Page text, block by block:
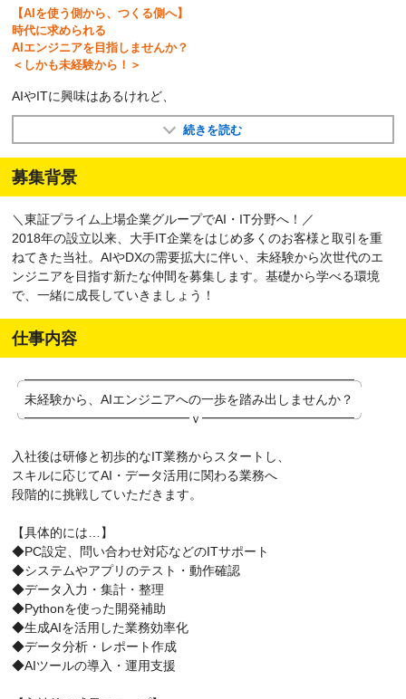
【AIを使う側から、つくる側へ】
時代に求められる
AIエンジニアを目指しませんか？
＜しかも未経験から！＞
AIやITに興味はあるけれど、
続きを読む
募集背景
＼東証プライム上場企業グループでAI・IT分野へ！／
2018年の設立以来、大手IT企業をはじめ多くのお客様と取引を重
ねてきた当社。AIやDXの需要拡大に伴い、未経験から次世代のエ
ンジニアを目指す新たな仲間を募集します。基礎から学べる環境
で、一緒に成長していきましょう！
仕事内容
╭━━━━━━━━━━━━━━━━━━━━━━━━━━╮
未経験から、AIエンジニアへの一歩を踏み出しませんか？
╰━━━━━━━━━━━━━ｖ━━━━━━━━━━━━╯
入社後は研修と初歩的なIT業務からスタートし、
スキルに応じてAI・データ活用に関わる業務へ
段階的に挑戦していただきます。
【具体的には…】
◆PC設定、問い合わせ対応などのITサポート
◆システムやアプリのテスト・動作確認
◆データ入力・集計・整理
◆Pythonを使った開発補助
◆生成AIを活用した業務効率化
◆データ分析・レポート作成
◆AIツールの導入・運用支援